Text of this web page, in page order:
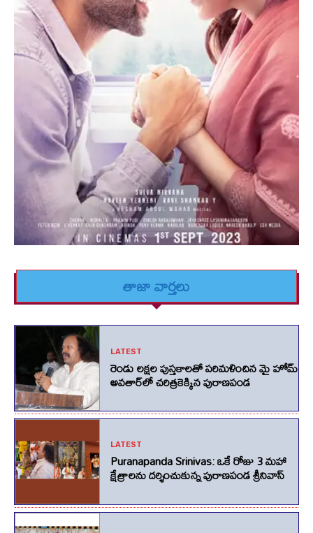
తాజా వార్తలు
LATEST
రెండు లక్షల పుస్తకాలతో పరిమళించిన మై హోమ్
అవతార్‌లో చరిత్రకెక్కిన పురాణపండ
LATEST
Puranapanda Srinivas: ఒకే రోజు 3 మహా
క్షేత్రాలను దర్శించుకున్న పురాణపండ శ్రీనివాస్